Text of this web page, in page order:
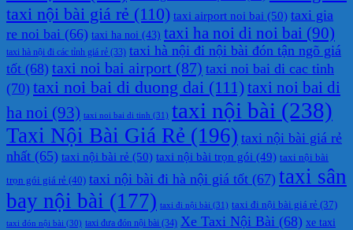
taxi nội bài giá rẻ (110) taxi airport noi bai (50) taxi gia
re noi bai (66) taxi ha noi (43) taxi ha noi di noi bai (90)
taxi hà nội đi các tỉnh giá rẻ (33) taxi hà nội đi nội bài đón tận ngõ giá
tốt (68) taxi noi bai airport (87) taxi noi bai di cac tinh
(70) taxi noi bai di duong dai (111)taxi noi bai di
ha noi (93) taxi noi bai di tinh (31) taxi nội bài (238)
Taxi Nội Bài Giá Rẻ (196) taxi nội bài giá rẻ
nhất (65) taxi nội bài rẻ (50) taxi nội bài trọn gói (49) taxi nội bài
trọn gói giá rẻ (40) taxi nội bài đi hà nội giá tốt (67) taxi sân
bay nội bài (177) taxi đi nội bài (31) taxi đi nội bài giá rẻ (37)
taxi đón nội bài (30) taxi đưa đón nội bài (34) Xe Taxi Nội Bài (68) xe taxi